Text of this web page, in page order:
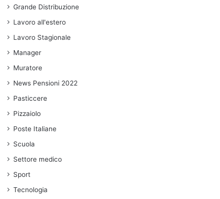
Grande Distribuzione
Lavoro all'estero
Lavoro Stagionale
Manager
Muratore
News Pensioni 2022
Pasticcere
Pizzaiolo
Poste Italiane
Scuola
Settore medico
Sport
Tecnologia